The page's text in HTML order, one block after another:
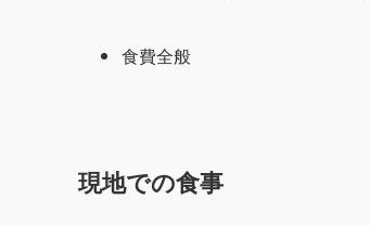
食費全般
現地での食事